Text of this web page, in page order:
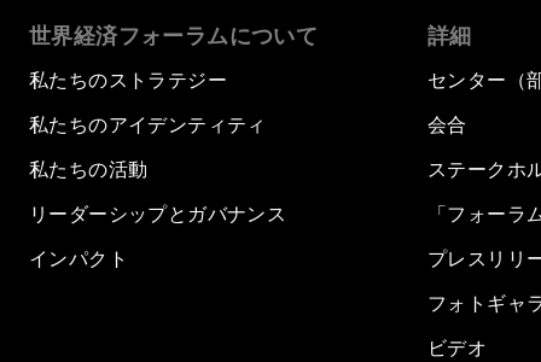
世界経済フォーラムについて
私たちのストラテジー
私たちのアイデンティティ
私たちの活動
リーダーシップとガバナンス
インパクト
詳細
センター（
会合
ステークホ
「フォーラ
プレスリリ
フォトギャ
ビデオ